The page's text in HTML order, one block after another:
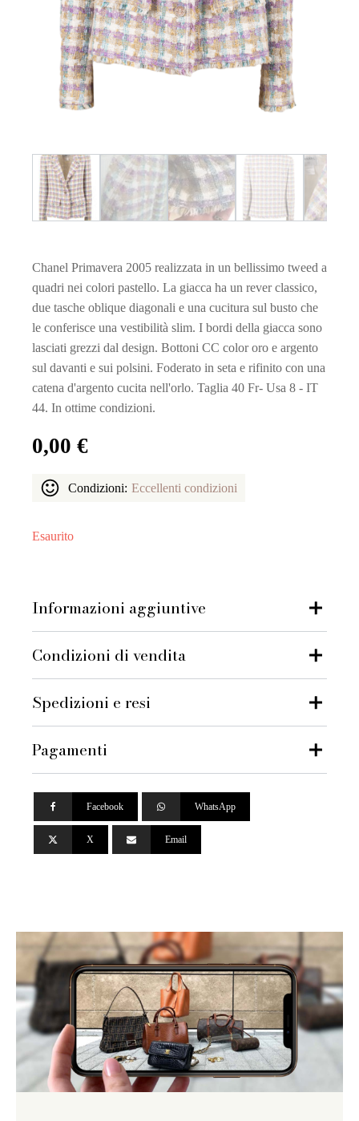
Chanel Primavera 2005 realizzata in un bellissimo tweed a
quadri nei colori pastello. La giacca ha un rever classico,
due tasche oblique diagonali e una cucitura sul busto che
le conferisce una vestibilità slim. I bordi della giacca sono
lasciati grezzi dal design. Bottoni CC color oro e argento
sul davanti e sui polsini. Foderato in seta e rifinito con una
catena d'argento cucita nell'orlo. Taglia 40 Fr- Usa 8 - IT
44. In ottime condizioni.
0,00 €
Condizioni: Eccellenti condizioni
Esaurito
Informazioni aggiuntive
Condizioni di vendita
Spedizioni e resi
Pagamenti
X
Facebook
Email
WhatsApp